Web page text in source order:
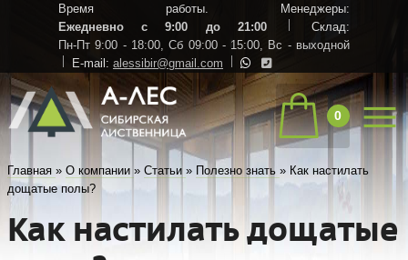
Время работы. Менеджеры:
Ежедневно с 9:00 до 21:00
Склад:
Пн-Пт 9:00 - 18:00, Сб 09:00 - 15:00, Вс - выходной
E-mail: alessibir@gmail.com
0
Главная » О компании » Статьи » Полезно знать » Как настилать
дощатые полы?
Как настилать дощатые